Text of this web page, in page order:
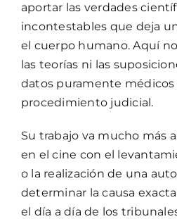
aportar las verdades
incontestables que deja
el cuerpo humano. Aquí
las teorías ni las
datos puramente médicos
procedimiento judicial.
Su trabajo va mucho más
en el cine con el
o la realización de una
determinar la causa
el día a día de los